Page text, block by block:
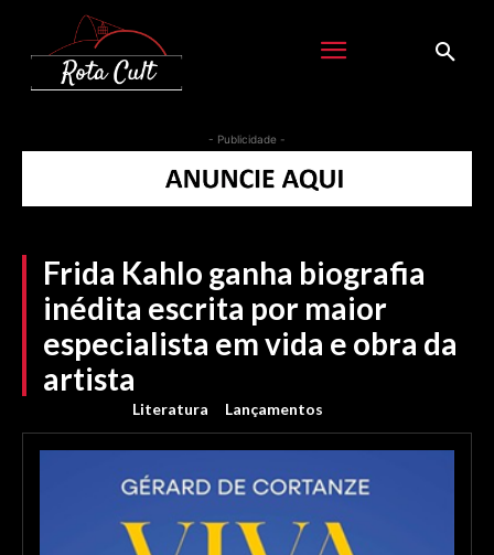
- Publicidade -
Frida Kahlo ganha biografia
inédita escrita por maior
especialista em vida e obra da
artista
Literatura Lançamentos